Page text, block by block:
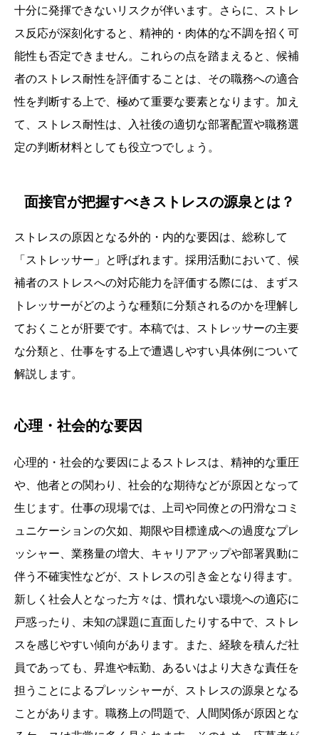
十分に発揮できないリスクが伴います。さらに、ストレ
ス反応が深刻化すると、精神的・肉体的な不調を招く可
能性も否定できません。これらの点を踏まえると、候補
者のストレス耐性を評価することは、その職務への適合
性を判断する上で、極めて重要な要素となります。加え
て、ストレス耐性は、入社後の適切な部署配置や職務選
定の判断材料としても役立つでしょう。
面接官が把握すべきストレスの源泉とは？
ストレスの原因となる外的・内的な要因は、総称して
「ストレッサー」と呼ばれます。採用活動において、候
補者のストレスへの対応能力を評価する際には、まずス
トレッサーがどのような種類に分類されるのかを理解し
ておくことが肝要です。本稿では、ストレッサーの主要
な分類と、仕事をする上で遭遇しやすい具体例について
解説します。
心理・社会的な要因
心理的・社会的な要因によるストレスは、精神的な重圧
や、他者との関わり、社会的な期待などが原因となって
生じます。仕事の現場では、上司や同僚との円滑なコミ
ュニケーションの欠如、期限や目標達成への過度なプレ
ッシャー、業務量の増大、キャリアアップや部署異動に
伴う不確実性などが、ストレスの引き金となり得ます。
新しく社会人となった方々は、慣れない環境への適応に
戸惑ったり、未知の課題に直面したりする中で、ストレ
スを感じやすい傾向があります。また、経験を積んだ社
員であっても、昇進や転勤、あるいはより大きな責任を
担うことによるプレッシャーが、ストレスの源泉となる
ことがあります。職務上の問題で、人間関係が原因とな